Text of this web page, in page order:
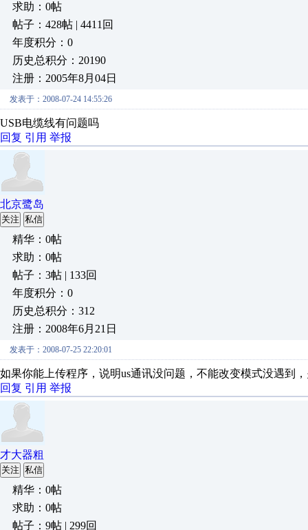
求助：0帖
帖子：428帖 | 4411回
年度积分：0
历史总积分：20190
注册：2005年8月04日
发表于：2008-07-24 14:55:26
USB电缆线有问题吗
回复 引用 举报
北京鹭岛
关注 私信
精华：0帖
求助：0帖
帖子：3帖 | 133回
年度积分：0
历史总积分：312
注册：2008年6月21日
发表于：2008-07-25 22:20:01
如果你能上传程序，说明us通讯没问题，不能改变模式没遇到
回复 引用 举报
才大器粗
关注 私信
精华：0帖
求助：0帖
帖子：9帖 | 299回